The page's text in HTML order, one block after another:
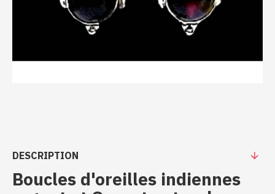
DESCRIPTION
Boucles d'oreilles indiennes